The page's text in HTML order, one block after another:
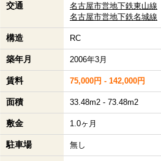
交通
名古屋市営地下鉄東山線
名古屋市営地下鉄名城線
構造 RC
築年月 2006年3月
賃料 75,000円 - 142,000円
面積 33.48m2 - 73.48m2
敷金 1.0ヶ月
駐車場 無し